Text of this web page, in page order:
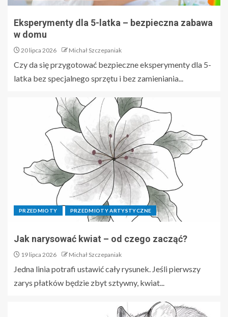
Eksperymenty dla 5-latka – bezpieczna zabawa
w domu
20 lipca 2026 Michał Szczepaniak
Czy da się przygotować bezpieczne eksperymenty dla 5-
latka bez specjalnego sprzętu i bez zamieniania...
PRZEDMIOTY PRZEDMIOTY ARTYSTYCZNE
Jak narysować kwiat – od czego zacząć?
19 lipca 2026 Michał Szczepaniak
Jedna linia potrafi ustawić cały rysunek. Jeśli pierwszy
zarys płatków będzie zbyt sztywny, kwiat...